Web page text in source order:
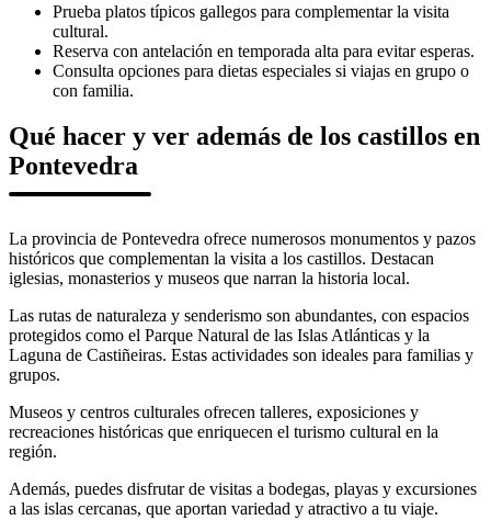
Prueba platos típicos gallegos para complementar la visita
cultural.
Reserva con antelación en temporada alta para evitar esperas.
Consulta opciones para dietas especiales si viajas en grupo o
con familia.
Qué hacer y ver además de los castillos en
Pontevedra
La provincia de Pontevedra ofrece numerosos monumentos y pazos
históricos que complementan la visita a los castillos. Destacan
iglesias, monasterios y museos que narran la historia local.
Las rutas de naturaleza y senderismo son abundantes, con espacios
protegidos como el Parque Natural de las Islas Atlánticas y la
Laguna de Castiñeiras. Estas actividades son ideales para familias y
grupos.
Museos y centros culturales ofrecen talleres, exposiciones y
recreaciones históricas que enriquecen el turismo cultural en la
región.
Además, puedes disfrutar de visitas a bodegas, playas y excursiones
a las islas cercanas, que aportan variedad y atractivo a tu viaje.